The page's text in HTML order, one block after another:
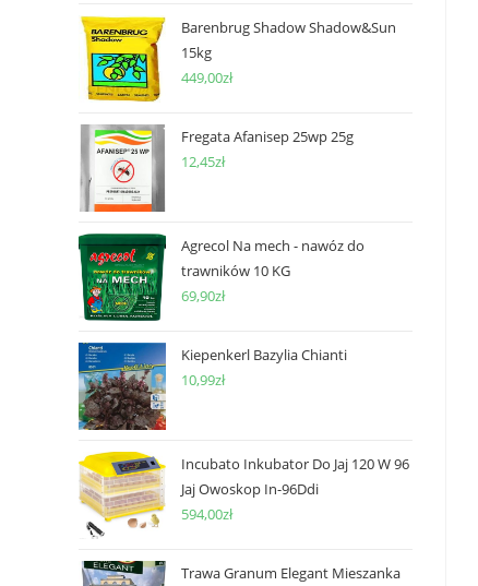
Barenbrug Shadow Shadow&Sun
15kg
449,00zł
Fregata Afanisep 25wp 25g
12,45zł
Agrecol Na mech - nawóz do
trawników 10 KG
69,90zł
Kiepenkerl Bazylia Chianti
10,99zł
Incubato Inkubator Do Jaj 120 W 96
Jaj Owoskop In-96Ddi
594,00zł
Trawa Granum Elegant Mieszanka